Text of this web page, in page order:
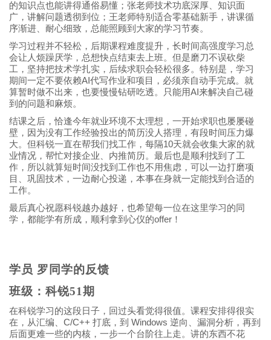
的知识点也能讲得通俗易懂；张老师技术功底深厚、知识面
广，讲解问题透彻到位；王老师特别适合零基础新手，讲课循
序渐进、耐心细致，总能照顾到大家的学习节奏。
学习过程并不轻松，后期课程难度提升，长时间高强度学习总
会让人烦躁厌学，总想快点结束去上班。但是磨刀不误砍柴
工，坚持把技术学扎实，后续求职会轻松很多。特别是，学习
期间一定不要依赖AI代写作业和项目，必须亲自动手完成。就
算暂时做不出来，也要慢慢钻研吃透。只能用AI来解决自己碰
到的问题和麻烦。
结课之后，恰逢今年就业环境不太理想，一开始求职也屡屡碰
壁，因为没有工作经验投出的简历没人搭理，有段时间压力爆
大。但科锐一直在帮我们找工作，每隔10天就会收集大家的就
业情况，帮忙对接企业、内推简历。最后也是顺利找到了工
作，所以就算短时间没找到工作也不用焦虑，可以一边打磨项
目、巩固技术，一边耐心投递，本事在身就一定能找到合适的
工作。
最后真心祝愿科锐越办越好，也希望每一位在这里学习的同
学，都能学有所成，顺利拿到心仪的offer ！
学员 罗同学的反馈
班级：科锐51期
在科锐学习的这段日子，回过头看觉得很值。课程安排得很实
在，从汇编、 C/C++ 打底，到 Windows 逆向、漏洞分析，再到
后面更难一些的内核，一步一个台阶往上走。讲的东西不花